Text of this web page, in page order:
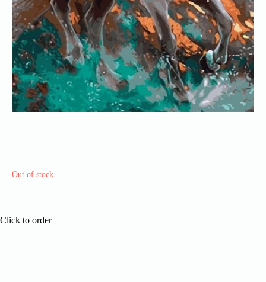
Out of stock
Click to order